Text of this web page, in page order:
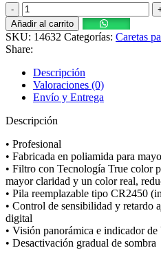
Careta
electrónica
p/soldar,
panel
digital,
9
a
13,
Expert
cantidad
Añadir al carrito
SKU: 14632 Categorías: Caretas
Share:
Descripción
Valoraciones (0)
Envío y Entrega
Descripción
• Profesional
• Fabricada en poliamida para
• Filtro con Tecnología True color
mayor claridad y un color real,
• Pila reemplazable tipo CR2450
• Control de sensibilidad y retardo
digital
• Visión panorámica e indicador de
• Desactivación gradual de sombra